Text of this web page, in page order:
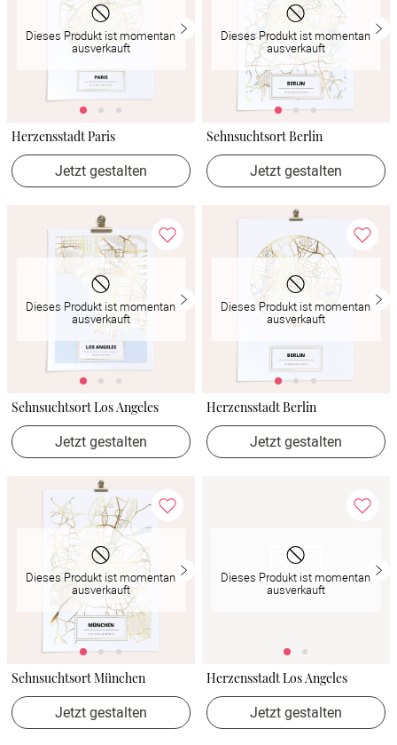
Dieses Produkt ist momentan
ausverkauft
Herzensstadt Paris
Jetzt gestalten
Dieses Produkt ist momentan
ausverkauft
Sehnsuchtsort Berlin
Jetzt gestalten
Dieses Produkt ist momentan
ausverkauft
Sehnsuchtsort Los Angeles
Jetzt gestalten
Dieses Produkt ist momentan
ausverkauft
Herzensstadt Berlin
Jetzt gestalten
Dieses Produkt ist momentan
ausverkauft
Sehnsuchtsort München
Jetzt gestalten
Dieses Produkt ist momentan
ausverkauft
Herzensstadt Los Angeles
Jetzt gestalten